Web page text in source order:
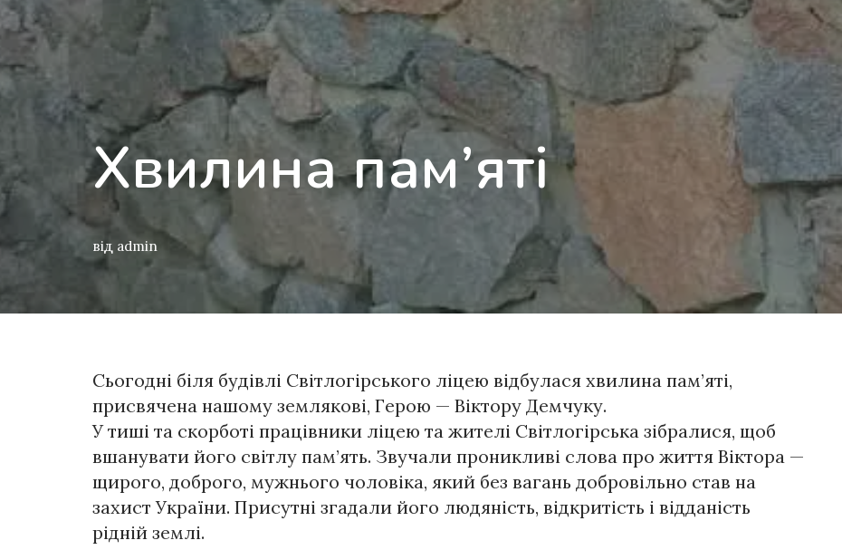
Хвилина пам’яті
від admin
Сьогодні біля будівлі Світлогірського ліцею відбулася хвилина пам’яті,
присвячена нашому землякові, Герою — Віктору Демчуку.
У тиші та скорботі працівники ліцею та жителі Світлогірська зібралися, щоб
вшанувати його світлу пам’ять. Звучали проникливі слова про життя Віктора —
щирого, доброго, мужнього чоловіка, який без вагань добровільно став на
захист України. Присутні згадали його людяність, відкритість і відданість
рідній землі.